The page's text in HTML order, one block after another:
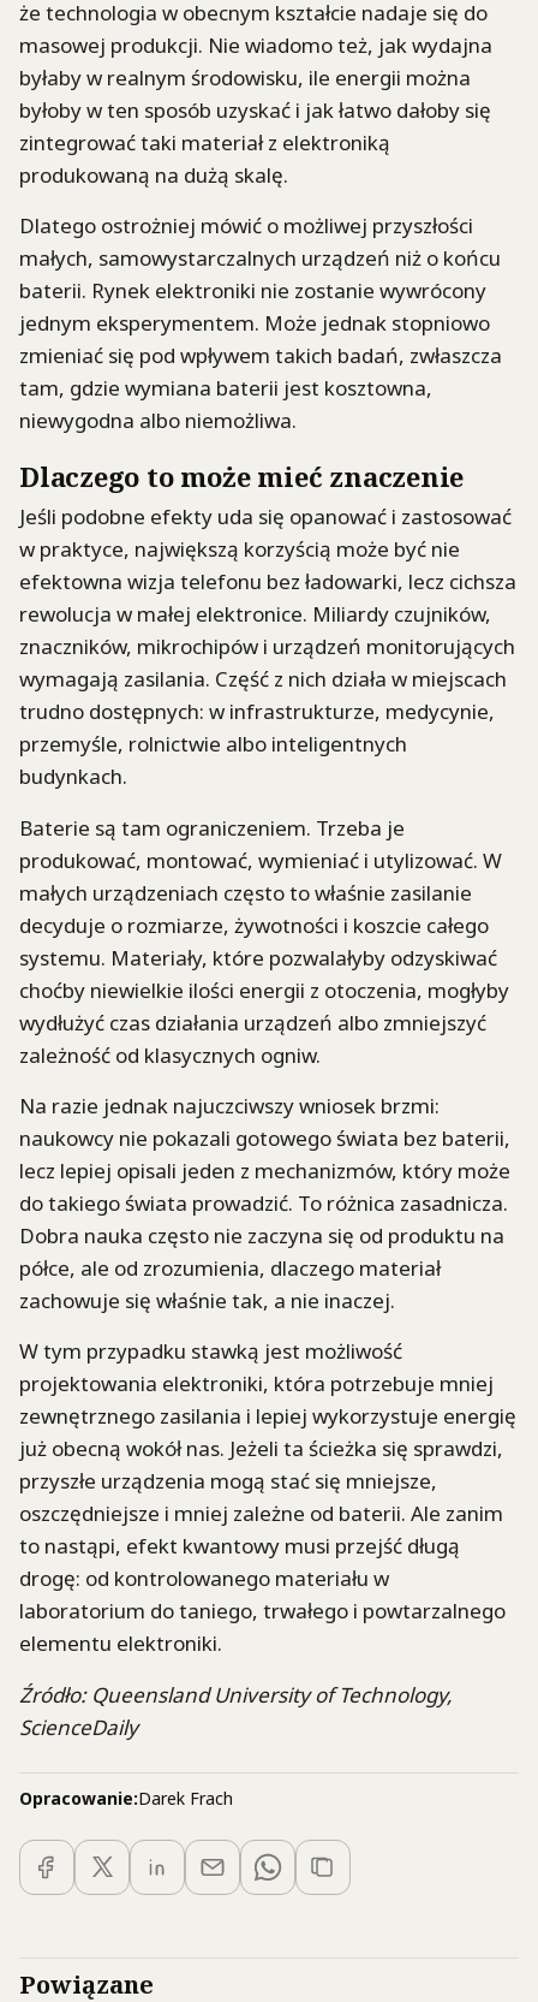
że technologia w obecnym kształcie nadaje się do
masowej produkcji. Nie wiadomo też, jak wydajna
byłaby w realnym środowisku, ile energii można
byłoby w ten sposób uzyskać i jak łatwo dałoby się
zintegrować taki materiał z elektroniką
produkowaną na dużą skalę.
Dlatego ostrożniej mówić o możliwej przyszłości
małych, samowystarczalnych urządzeń niż o końcu
baterii. Rynek elektroniki nie zostanie wywrócony
jednym eksperymentem. Może jednak stopniowo
zmieniać się pod wpływem takich badań, zwłaszcza
tam, gdzie wymiana baterii jest kosztowna,
niewygodna albo niemożliwa.
Dlaczego to może mieć znaczenie
Jeśli podobne efekty uda się opanować i zastosować
w praktyce, największą korzyścią może być nie
efektowna wizja telefonu bez ładowarki, lecz cichsza
rewolucja w małej elektronice. Miliardy czujników,
znaczników, mikrochipów i urządzeń monitorujących
wymagają zasilania. Część z nich działa w miejscach
trudno dostępnych: w infrastrukturze, medycynie,
przemyśle, rolnictwie albo inteligentnych
budynkach.
Baterie są tam ograniczeniem. Trzeba je
produkować, montować, wymieniać i utylizować. W
małych urządzeniach często to właśnie zasilanie
decyduje o rozmiarze, żywotności i koszcie całego
systemu. Materiały, które pozwalałyby odzyskiwać
choćby niewielkie ilości energii z otoczenia, mogłyby
wydłużyć czas działania urządzeń albo zmniejszyć
zależność od klasycznych ogniw.
Na razie jednak najuczciwszy wniosek brzmi:
naukowcy nie pokazali gotowego świata bez baterii,
lecz lepiej opisali jeden z mechanizmów, który może
do takiego świata prowadzić. To różnica zasadnicza.
Dobra nauka często nie zaczyna się od produktu na
półce, ale od zrozumienia, dlaczego materiał
zachowuje się właśnie tak, a nie inaczej.
W tym przypadku stawką jest możliwość
projektowania elektroniki, która potrzebuje mniej
zewnętrznego zasilania i lepiej wykorzystuje energię
już obecną wokół nas. Jeżeli ta ścieżka się sprawdzi,
przyszłe urządzenia mogą stać się mniejsze,
oszczędniejsze i mniej zależne od baterii. Ale zanim
to nastąpi, efekt kwantowy musi przejść długą
drogę: od kontrolowanego materiału w
laboratorium do taniego, trwałego i powtarzalnego
elementu elektroniki.
Źródło: Queensland University of Technology,
ScienceDaily
Opracowanie:Darek Frach
Powiązane